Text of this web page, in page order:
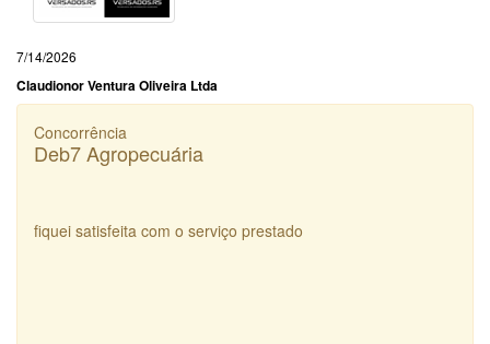
7/14/2026
Claudionor Ventura Oliveira Ltda
Concorrência
Deb7 Agropecuária
fiquei satisfeita com o serviço prestado